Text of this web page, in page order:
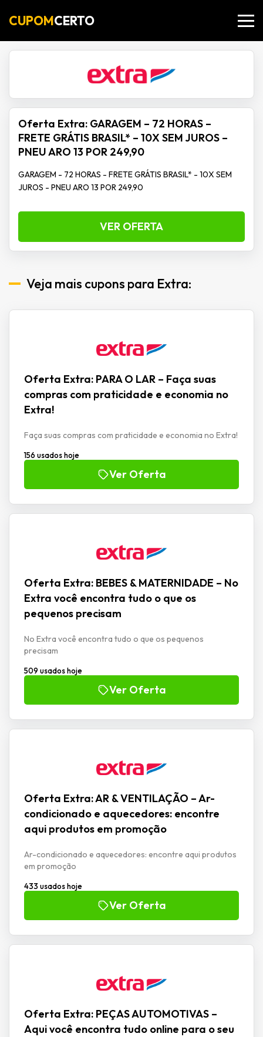
CUPOMCERTO
Oferta Extra: GARAGEM – 72 HORAS –
FRETE GRÁTIS BRASIL* – 10X SEM JUROS –
PNEU ARO 13 POR 249,90
GARAGEM - 72 HORAS - FRETE GRÁTIS BRASIL* - 10X SEM
JUROS - PNEU ARO 13 POR 249,90
VER OFERTA
Veja mais cupons para Extra:
Oferta Extra: PARA O LAR – Faça suas
compras com praticidade e economia no
Extra!
Faça suas compras com praticidade e economia no Extra!
156 usados hoje
Ver Oferta
Oferta Extra: BEBES & MATERNIDADE – No
Extra você encontra tudo o que os
pequenos precisam
No Extra você encontra tudo o que os pequenos
precisam
509 usados hoje
Ver Oferta
Oferta Extra: AR & VENTILAÇÃO – Ar-
condicionado e aquecedores: encontre
aqui produtos em promoção
Ar-condicionado e aquecedores: encontre aqui produtos
em promoção
433 usados hoje
Ver Oferta
Oferta Extra: PEÇAS AUTOMOTIVAS –
Aqui você encontra tudo online para o seu